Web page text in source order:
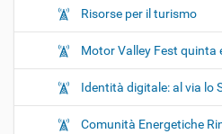
Risorse per il turismo
Motor Valley Fest quinta
Identità digitale: al via lo
Comunità Energetiche